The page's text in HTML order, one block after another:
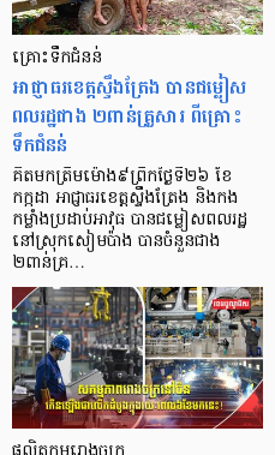
គ្រោះទឹកជំនន់
អាជ្ញាធរខេត្តស្ទឹងត្រែង បានជម្លៀស
ពលរដ្ឋជាង ២ពាន់គ្រួសារ ពីគ្រោះ​
ទឹក​ជំនន់
គិតមកត្រឹមម៉ោង៩ព្រឹកថ្ងៃទី២៦ ខែ
កក្កដា អាជ្ញាធរខេត្តស្ទឹងត្រែង និងកង
កម្លាំងប្រដាប់អាវុធ បានជម្លៀសពលរដ្ឋ
នៅស្រុកសៀមប៉ាង បានចំនួនជាង
២ពាន់​គ្រ…